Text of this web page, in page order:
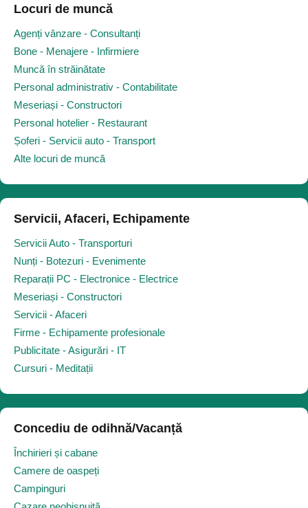
Locuri de muncă
Agenți vânzare - Consultanți
Bone - Menajere - Infirmiere
Muncă în străinătate
Personal administrativ - Contabilitate
Meseriași - Constructori
Personal hotelier - Restaurant
Șoferi - Servicii auto - Transport
Alte locuri de muncă
Servicii, Afaceri, Echipamente
Servicii Auto - Transporturi
Nunți - Botezuri - Evenimente
Reparații PC - Electronice - Electrice
Meseriași - Constructori
Servicii - Afaceri
Firme - Echipamente profesionale
Publicitate - Asigurări - IT
Cursuri - Meditații
Concediu de odihnă/Vacanță
Închirieri și cabane
Camere de oaspeți
Campinguri